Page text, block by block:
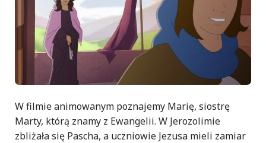
W filmie animowanym poznajemy Marię, siostrę
Marty, którą znamy z Ewangelii. W Jerozolimie
zbliżała się Pascha, a uczniowie Jezusa mieli zamiar